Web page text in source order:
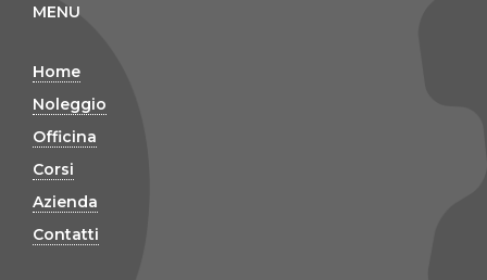
MENU
Home
Noleggio
Officina
Corsi
Azienda
Contatti